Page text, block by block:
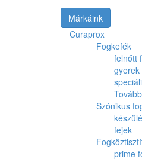
Márkáink
Curaprox
Fogkefék
felnőtt
Szónikus
fejek
prime